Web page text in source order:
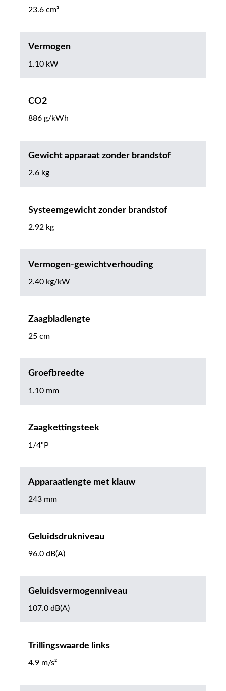
23.6 cm³
Vermogen
1.10 kW
CO2
886 g/kWh
Gewicht apparaat zonder brandstof
2.6 kg
Systeemgewicht zonder brandstof
2.92 kg
Vermogen-gewichtverhouding
2.40 kg/kW
Zaagbladlengte
25 cm
Groefbreedte
1.10 mm
Zaagkettingsteek
1/4"P
Apparaatlengte met klauw
243 mm
Geluidsdrukniveau
96.0 dB(A)
Geluidsvermogenniveau
107.0 dB(A)
Trillingswaarde links
4.9 m/s²